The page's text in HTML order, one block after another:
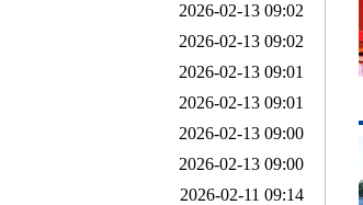
2026-02-13 09:02
2026-02-13 09:02
2026-02-13 09:01
2026-02-13 09:01
2026-02-13 09:00
2026-02-13 09:00
2026-02-11 09:14